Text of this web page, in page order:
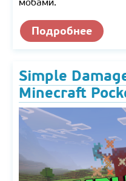
Подробнее
Simple
Minecraft